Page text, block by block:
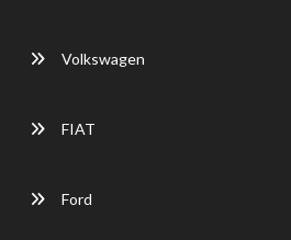
Volkswagen
FIAT
Ford